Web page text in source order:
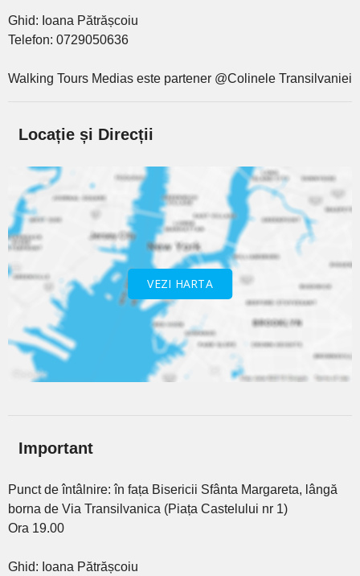
Ghid: Ioana Pătrășcoiu
Telefon: 0729050636
Walking Tours Medias este partener @Colinele Transilvaniei
Locație și Direcții
VEZI HARTA
Important
Punct de întâlnire: în fața Bisericii Sfânta Margareta, lângă
borna de Via Transilvanica (Piața Castelului nr 1)
Ora 19.00
Ghid: Ioana Pătrășcoiu